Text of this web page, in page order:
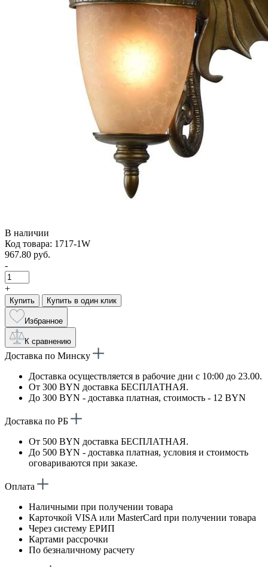
В наличии
Код товара: 1717-1W
967.80 руб.
-
+
Купить Купить в один клик
Избранное
К сравнению
Доставка по Минску
Доставка осуществляется в рабочие дни с 10:00 до 23.00.
От 300 BYN доставка БЕСПЛАТНАЯ.
До 300 BYN - доставка платная, стоимость - 12 BYN
Доставка по РБ
От 500 BYN доставка БЕСПЛАТНАЯ.
До 500 BYN - доставка платная, условия и стоимость
оговариваются при заказе.
Оплата
Наличными при получении товара
Карточкой VISA или MasterCard при получении товара
Через систему ЕРИП
Картами рассрочки
По безналичному расчету